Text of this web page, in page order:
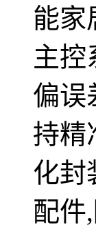
能家
主控
偏误
持精
化封
配件